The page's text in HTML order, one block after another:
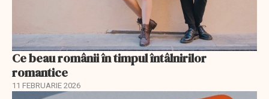
Ce beau românii în timpul întâlnirilor
romantice
11 FEBRUARIE 2026